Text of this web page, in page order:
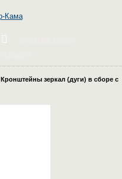
Кронштейны зеркал (дуги) в сборе с